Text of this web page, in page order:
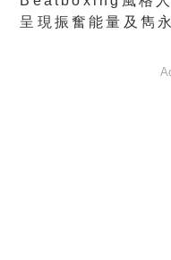
呈現振奮能量及雋